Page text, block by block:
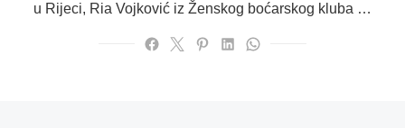
u Rijeci, Ria Vojković iz Ženskog boćarskog kluba …